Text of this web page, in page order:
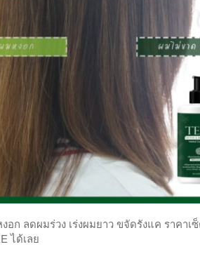
ก ลดผมร่วง เร่งผมยาว ขจัดรังแค ราคาเ
ได้เลย